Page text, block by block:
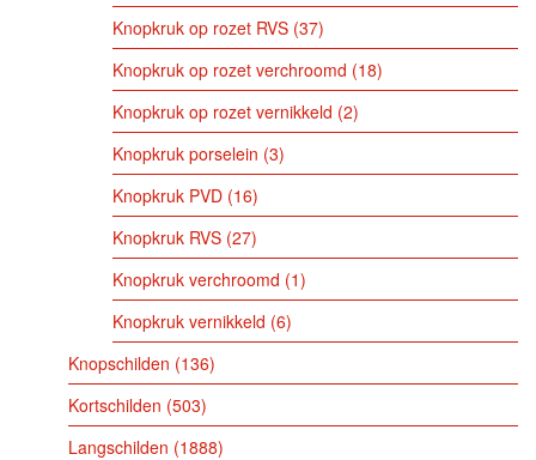
Knopkruk op rozet RVS 37
Knopkruk op rozet verchroomd 18
Knopkruk op rozet vernikkeld 2
Knopkruk porselein 3
Knopkruk PVD 16
Knopkruk RVS 27
Knopkruk verchroomd 1
Knopkruk vernikkeld 6
Knopschilden 136
Kortschilden 503
Langschilden 1888